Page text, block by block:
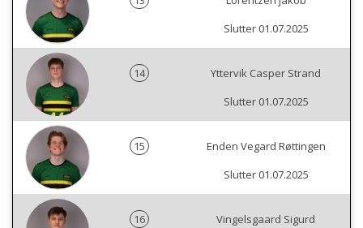
Slutter 01.07.2025
14
Yttervik Casper Strand
Slutter 01.07.2025
15
Enden Vegard Røttingen
Slutter 01.07.2025
16
Vingelsgaard Sigurd